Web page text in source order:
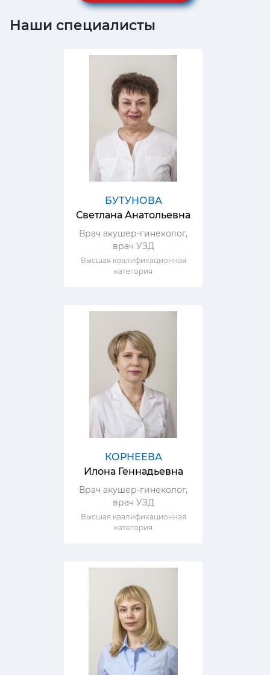
Наши специалисты
БУТУНОВА
Светлана Анатольевна
Врач акушер-гинеколог,
врач УЗД
Высшая квалификационная
категория
КОРНЕЕВА
Илона Геннадьевна
Врач акушер-гинеколог,
врач УЗД
Высшая квалификационная
категория